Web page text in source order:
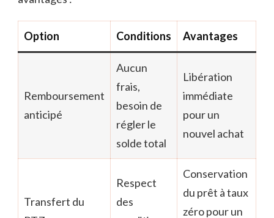
Option Conditions Avantages
Remboursement
anticipé
Aucun
frais,
besoin de
régler le
solde total
Libération
immédiate
pour un
nouvel achat
Transfert du
Respect
des
Conservation
du prêt à taux
zéro pour un